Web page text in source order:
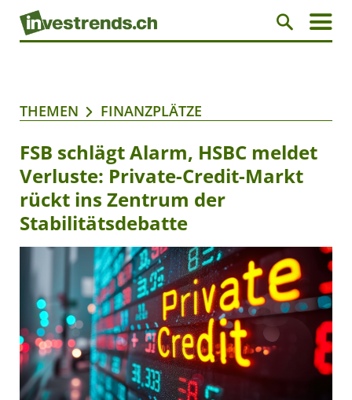
THEMEN FINANZPLÄTZE
FSB schlägt Alarm, HSBC meldet
Verluste: Private-Credit-Markt
rückt ins Zentrum der
Stabilitätsdebatte